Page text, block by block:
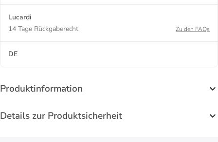
Lucardi
14 Tage Rückgaberecht
Zu den FAQs
DE
Produktinformation
Details zur Produktsicherheit